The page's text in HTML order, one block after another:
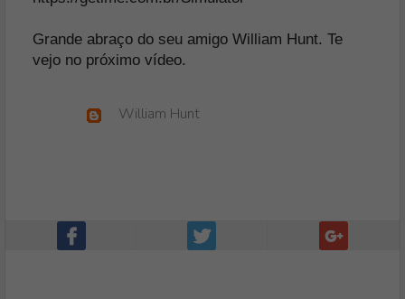
Grande abraço do seu amigo William Hunt. Te
vejo no próximo vídeo.
William Hunt